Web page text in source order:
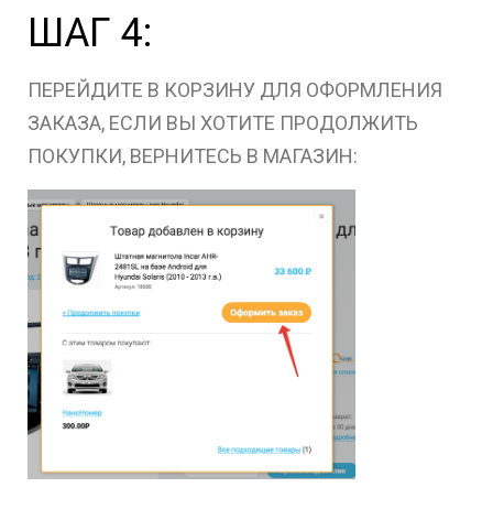
ШАГ 4:
ПЕРЕЙДИТЕ В КОРЗИНУ ДЛЯ ОФОРМЛЕНИЯ
ЗАКАЗА, ЕСЛИ ВЫ ХОТИТЕ ПРОДОЛЖИТЬ
ПОКУПКИ, ВЕРНИТЕСЬ В МАГАЗИН: